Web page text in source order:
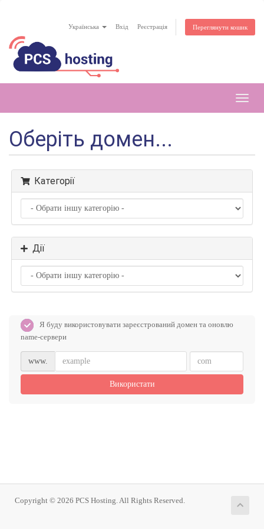
Українська Вхід Реєстрація Переглянути кошик
Оберіть домен...
Категорії
Дії
Я буду використовувати зареєстрований домен та оновлю
name-сервери
www.
Використати
Copyright © 2026 PCS Hosting. All Rights Reserved.